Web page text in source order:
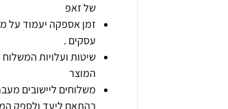
של זאפ
זמן אספקה יעמוד על מקס' 7 ימי עסקים
עסקים .
שיטות ועלויות
המוצר
משלוחים ליישובים
בהתאם ליעד ולספק